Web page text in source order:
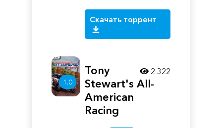
Скачать торрент
1.0
Tony
Stewart's All-
American
Racing
2 322